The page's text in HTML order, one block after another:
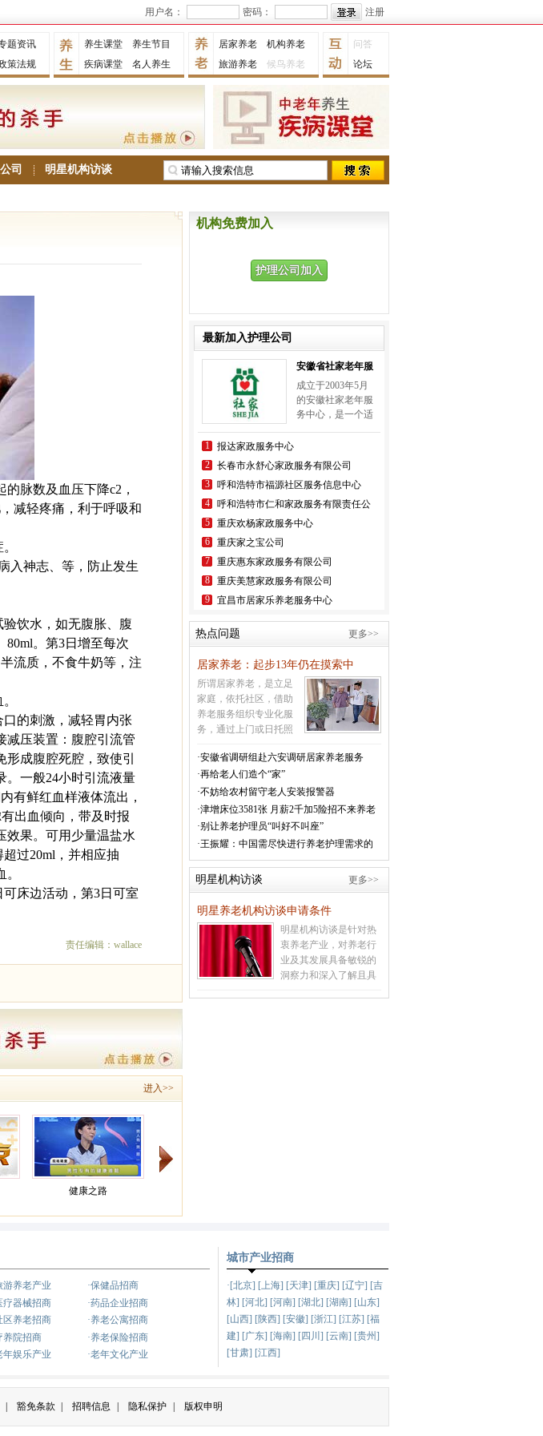
用户名： 密码： 注册
题资讯
策法规
养生课堂
养生节目
疾病课堂
名人养生
居家养老
机构养老
旅游养老
候鸟养老
问答
论坛
司 明星机构访谈
脉数及血压下降c2，
减轻疼痛，利于呼吸和
入神志、等，防止发生
饮水，如无腹胀、腹
。第3日增至每次
流质，不食牛奶等，注
的刺激，减轻胃内张
减压装置：腹腔引流管
成腹腔死腔，致使引
。一般24小时引流液量
有鲜红血样液体流出，
出血倾向，带及时报
效果。可用少量温盐水
过20ml，并相应抽
床边活动，第3日可室
责任编辑：wallace
进入>>
健康之路
机构免费加入
护理公司加入
最新加入护理公司
安徽省社家老年服
务中心
成立于2003年5月
的安徽社家老年服
务中心，是一个适
责任的专业助老养
老机构。现已成为
安徽最大的以专业
服务为重点的社会
极面向全国构建联
的专业助老养老网
络服务体系。
1
报达家政服务中心
2
长春市永舒心家政服务有限公司
3
呼和浩特市福源社区服务信息中心
4
呼和浩特市仁和家政服务有限责任公
5
重庆欢杨家政服务中心
6
重庆家之宝公司
7
重庆惠东家政服务有限公司
8
重庆美慧家政服务有限公司
9
宜昌市居家乐养老服务中心
热点问题 更多>>
居家养老：起步13年仍在摸索中
所谓居家养老，是立足
家庭，依托社区，借助
养老服务组织专业化服
务，通过上门或日托照
以助餐、助洁、助急、
助浴、助行、助医等“六
助”为主要内容的社区居
家养老服务。[详情]
·安徽省调研组赴六安调研居家养老服务
·再给老人们造个“家”
·不妨给农村留守老人安装报警器
·津增床位3581张 月薪2千加5险招不来养老
护理员
·别让养老护理员“叫好不叫座”
·王振耀：中国需尽快进行养老护理需求的
普查及评定
明星机构访谈 更多>>
明星养老机构访谈申请条件
明星机构访谈是针对热
衷养老产业，对养老行
业及其发展具备敏锐的
洞察力和深入了解且具
游养老产业
·保健品招商
疗器械招商
·药品企业招商
区养老招商
·养老公寓招商
养院招商
·养老保险招商
年娱乐产业 ·老年文化产业
城市产业招商
·[北京] [上海] [天津] [重庆] [辽宁] [吉
林] [河北] [河南] [湖北] [湖南] [山东]
[山西] [陕西] [安徽] [浙江] [江苏] [福
建] [广东] [海南] [四川] [云南] [贵州]
[甘肃] [江西]
豁免条款 招聘信息 隐私保护 版权申明